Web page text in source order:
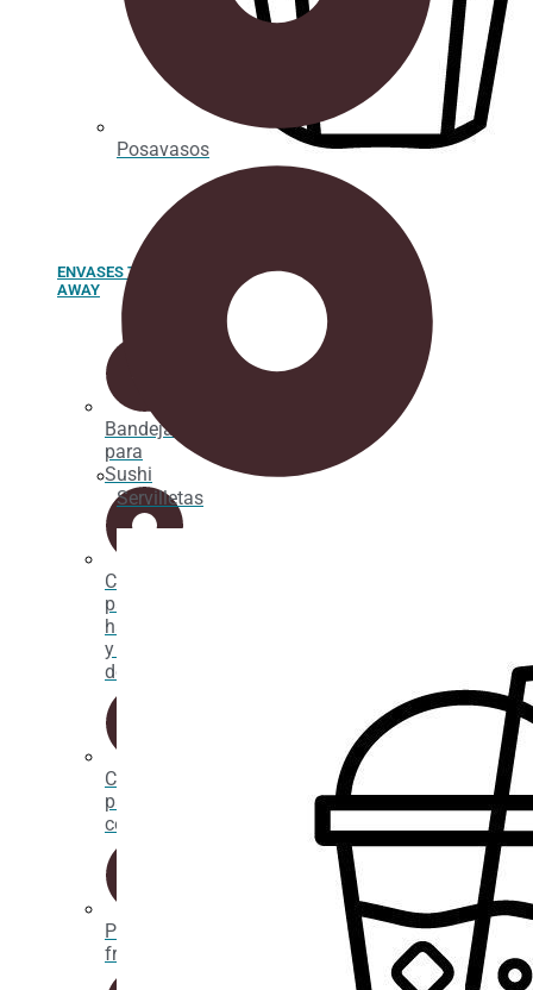
ENVASES TAKE
AWAY
Bandejas
para
Sushi
Caja
para
hamburguesas
y hot
dogs
Caja
para
comida
Packaging
fritos
Posavasos
Servilletas